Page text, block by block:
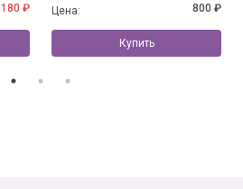
180 ₽ Цена: 800 ₽
Купить